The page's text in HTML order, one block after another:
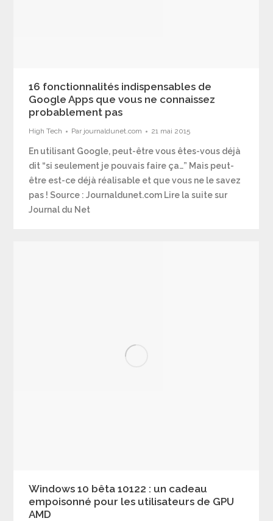
16 fonctionnalités indispensables de
Google Apps que vous ne connaissez
probablement pas
High Tech Par journaldunet.com 21 mai 2015
En utilisant Google, peut-être vous êtes-vous déjà
dit “si seulement je pouvais faire ça…” Mais peut-
être est-ce déjà réalisable et que vous ne le savez
pas ! Source : Journaldunet.com Lire la suite sur
Journal du Net
Windows 10 bêta 10122 : un cadeau
empoisonné pour les utilisateurs de GPU
AMD